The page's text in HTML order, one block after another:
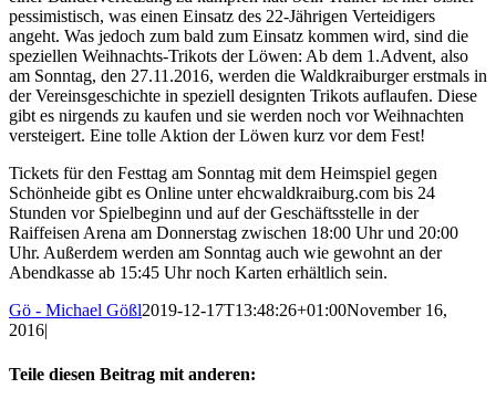
pessimistisch, was einen Einsatz des 22-Jährigen Verteidigers
angeht. Was jedoch zum bald zum Einsatz kommen wird, sind die
speziellen Weihnachts-Trikots der Löwen: Ab dem 1.Advent, also
am Sonntag, den 27.11.2016, werden die Waldkraiburger erstmals in
der Vereinsgeschichte in speziell designten Trikots auflaufen. Diese
gibt es nirgends zu kaufen und sie werden noch vor Weihnachten
versteigert. Eine tolle Aktion der Löwen kurz vor dem Fest!
Tickets für den Festtag am Sonntag mit dem Heimspiel gegen
Schönheide gibt es Online unter ehcwaldkraiburg.com bis 24
Stunden vor Spielbeginn und auf der Geschäftsstelle in der
Raiffeisen Arena am Donnerstag zwischen 18:00 Uhr und 20:00
Uhr. Außerdem werden am Sonntag auch wie gewohnt an der
Abendkasse ab 15:45 Uhr noch Karten erhältlich sein.
Gö - Michael Gößl2019-12-17T13:48:26+01:00November 16,
2016|
Teile diesen Beitrag mit anderen: